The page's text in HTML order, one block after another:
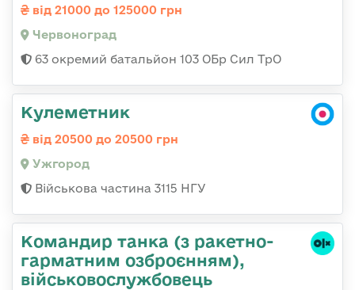
від 21000 до 125000 грн
Червоноград
63 окремий батальйон 103 ОБр Сил ТрО
Кулеметник
від 20500 до 20500 грн
Ужгород
Військова частина 3115 НГУ
Командиp танка (з pакетно-
гарматним озброєнням),
військовослужбовець